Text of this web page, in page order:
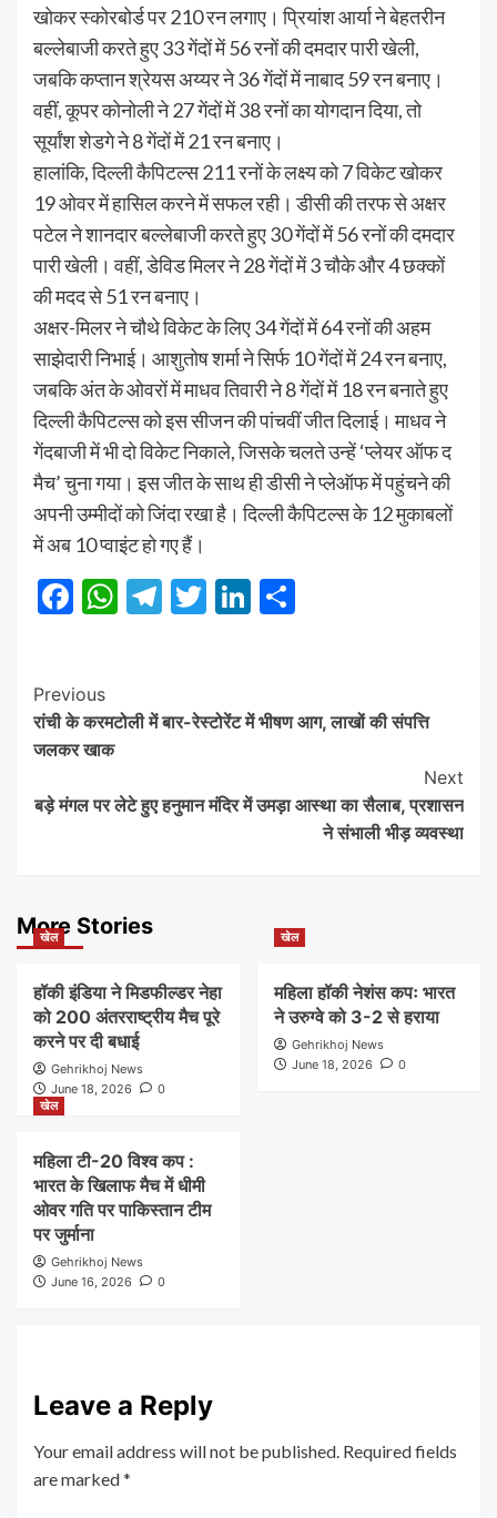
खोकर स्कोरबोर्ड पर 210 रन लगाए। प्रियांश आर्या ने बेहतरीन
बल्लेबाजी करते हुए 33 गेंदों में 56 रनों की दमदार पारी खेली,
जबकि कप्तान श्रेयस अय्यर ने 36 गेंदों में नाबाद 59 रन बनाए।
वहीं, कूपर कोनोली ने 27 गेंदों में 38 रनों का योगदान दिया, तो
सूर्यांश शेडगे ने 8 गेंदों में 21 रन बनाए।
हालांकि, दिल्ली कैपिटल्स 211 रनों के लक्ष्य को 7 विकेट खोकर
19 ओवर में हासिल करने में सफल रही। डीसी की तरफ से अक्षर
पटेल ने शानदार बल्लेबाजी करते हुए 30 गेंदों में 56 रनों की दमदार
पारी खेली। वहीं, डेविड मिलर ने 28 गेंदों में 3 चौके और 4 छक्कों
की मदद से 51 रन बनाए।
अक्षर-मिलर ने चौथे विकेट के लिए 34 गेंदों में 64 रनों की अहम
साझेदारी निभाई। आशुतोष शर्मा ने सिर्फ 10 गेंदों में 24 रन बनाए,
जबकि अंत के ओवरों में माधव तिवारी ने 8 गेंदों में 18 रन बनाते हुए
दिल्ली कैपिटल्स को इस सीजन की पांचवीं जीत दिलाई। माधव ने
गेंदबाजी में भी दो विकेट निकाले, जिसके चलते उन्हें ‘प्लेयर ऑफ द
मैच’ चुना गया। इस जीत के साथ ही डीसी ने प्लेऑफ में पहुंचने की
अपनी उम्मीदों को जिंदा रखा है। दिल्ली कैपिटल्स के 12 मुकाबलों
में अब 10 प्वाइंट हो गए हैं।
Facebook
WhatsApp
Telegram
TwitterLinkedIn
Post
Navigation
Previous
रांची के करमटोली में बार-रेस्टोरेंट में भीषण आग, लाखों की संपत्ति
जलकर खाक
Next
बड़े मंगल पर लेटे हुए हनुमान मंदिर में उमड़ा आस्था का सैलाब, प्रशासन
ने संभाली भीड़ व्यवस्था
More Stories
खेल
हॉकी इंडिया ने मिडफील्डर नेहा
को 200 अंतरराष्ट्रीय मैच पूरे
करने पर दी बधाई
Gehrikhoj News
June 18, 2026
0
खेल
महिला हॉकी नेशंस कपः भारत
ने उरुग्वे को 3-2 से हराया
Gehrikhoj News
June 18, 2026
0
खेल
महिला टी-20 विश्व कप :
भारत के खिलाफ मैच में धीमी
ओवर गति पर पाकिस्तान टीम
पर जुर्माना
Gehrikhoj News
June 16, 2026
0
Leave a Reply
Your email address will not be published. Required fields
are marked*